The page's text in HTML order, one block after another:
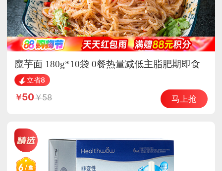
魔芋面 180g*10袋 0餐热量减低主脂肥期即食
主食品
立省8
50 58 马上抢